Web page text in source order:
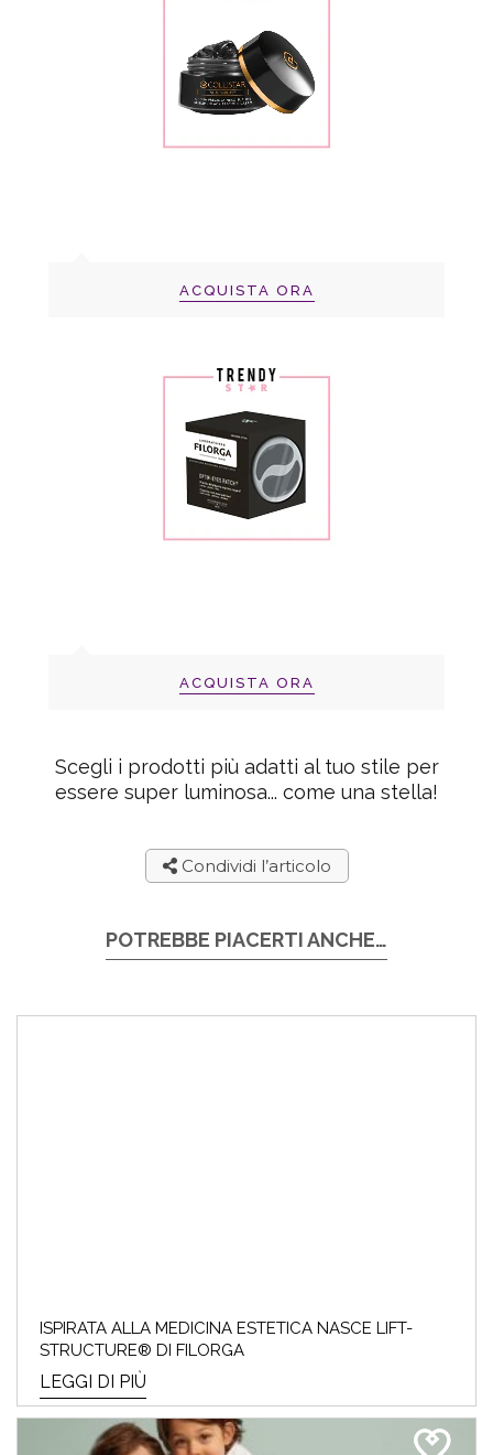
ACQUISTA ORA
ACQUISTA ORA
Scegli i prodotti più adatti al tuo stile per
essere super luminosa... come una stella!
Condividi l’articolo
POTREBBE PIACERTI ANCHE…
ISPIRATA ALLA MEDICINA ESTETICA NASCE LIFT-
STRUCTURE® DI FILORGA
LEGGI DI PIÙ